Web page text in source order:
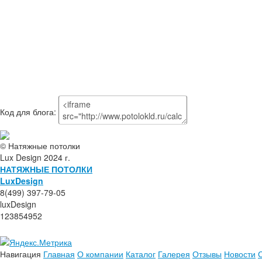
Код для блога:
© Натяжные потолки
Lux Design 2024 г.
НАТЯЖНЫЕ ПОТОЛКИ
LuxDesign
8(499) 397-79-05
luxDesign
123854952
Навигация Главная О компании Каталог Галерея Отзывы Новости